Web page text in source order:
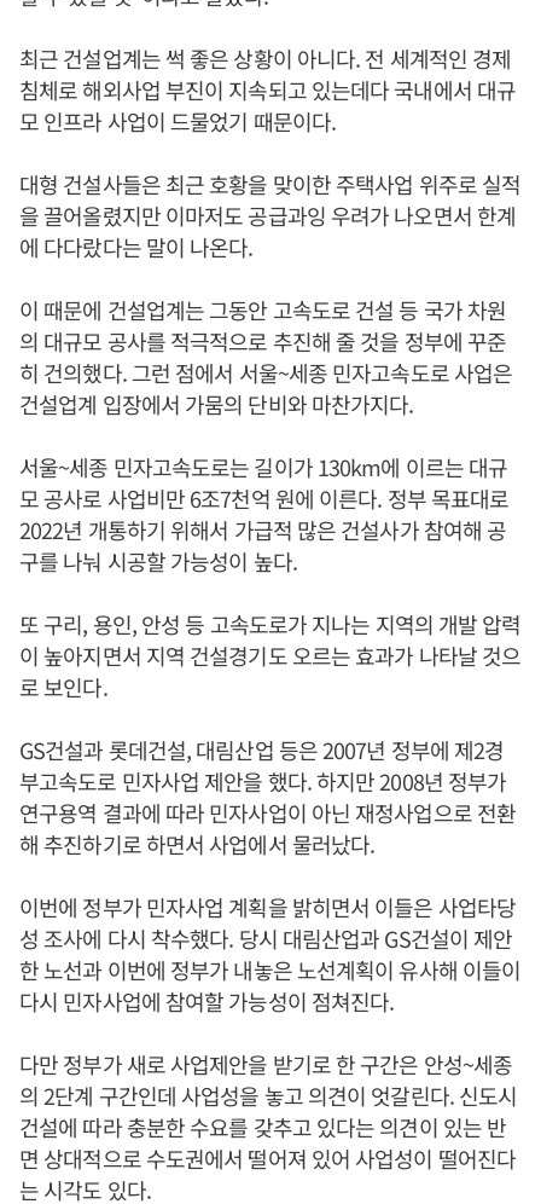
최근 건설업계는 썩 좋은 상황이 아니다. 전 세계적인 경제
침체로 해외사업 부진이 지속되고 있는데다 국내에서 대규
모 인프라 사업이 드물었기 때문이다.
대형 건설사들은 최근 호황을 맞이한 주택사업 위주로 실적
을 끌어올렸지만 이마저도 공급과잉 우려가 나오면서 한계
에 다다랐다는 말이 나온다.
이 때문에 건설업계는 그동안 고속도로 건설 등 국가 차원
의 대규모 공사를 적극적으로 추진해 줄 것을 정부에 꾸준
히 건의했다. 그런 점에서 서울~세종 민자고속도로 사업은
건설업계 입장에서 가뭄의 단비와 마찬가지다.
서울~세종 민자고속도로는 길이가 130km에 이르는 대규
모 공사로 사업비만 6조7천억 원에 이른다. 정부 목표대로
2022년 개통하기 위해서 가급적 많은 건설사가 참여해 공
구를 나눠 시공할 가능성이 높다.
또 구리, 용인, 안성 등 고속도로가 지나는 지역의 개발 압력
이 높아지면서 지역 건설경기도 오르는 효과가 나타날 것으
로 보인다.
GS건설과 롯데건설, 대림산업 등은 2007년 정부에 제2경
부고속도로 민자사업 제안을 했다. 하지만 2008년 정부가
연구용역 결과에 따라 민자사업이 아닌 재정사업으로 전환
해 추진하기로 하면서 사업에서 물러났다.
이번에 정부가 민자사업 계획을 밝히면서 이들은 사업타당
성 조사에 다시 착수했다. 당시 대림산업과 GS건설이 제안
한 노선과 이번에 정부가 내놓은 노선계획이 유사해 이들이
다시 민자사업에 참여할 가능성이 점쳐진다.
다만 정부가 새로 사업제안을 받기로 한 구간은 안성~세종
의 2단계 구간인데 사업성을 놓고 의견이 엇갈린다. 신도시
건설에 따라 충분한 수요를 갖추고 있다는 의견이 있는 반
면 상대적으로 수도권에서 떨어져 있어 사업성이 떨어진다
는 시각도 있다.